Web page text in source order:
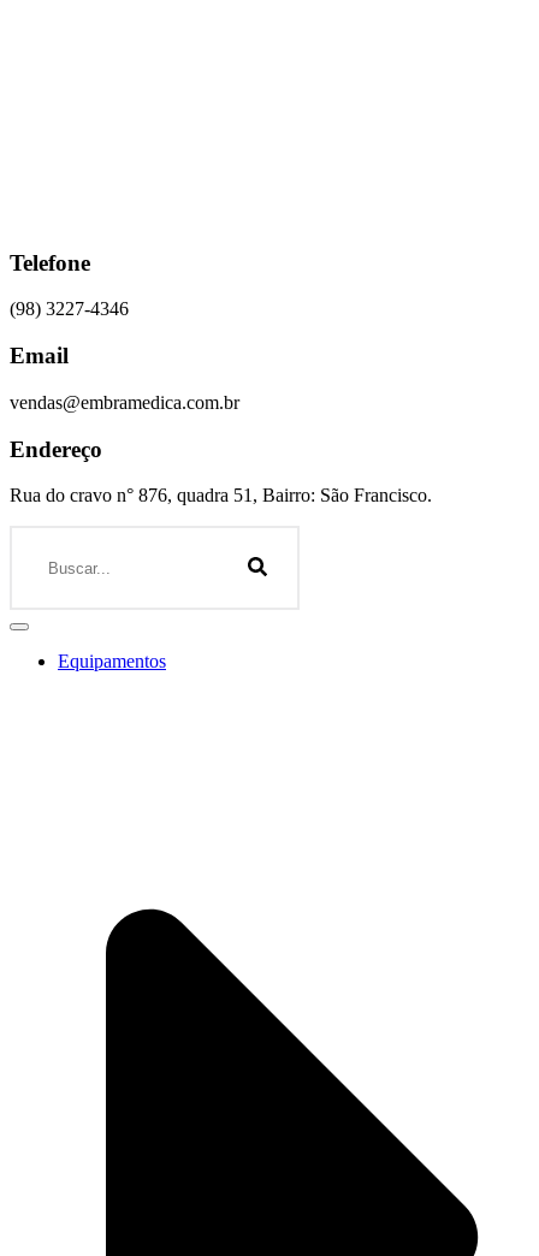
Telefone
(98) 3227-4346
Email
vendas@embramedica.com.br
Endereço
Rua do cravo n° 876, quadra 51, Bairro: São Francisco.
Equipamentos